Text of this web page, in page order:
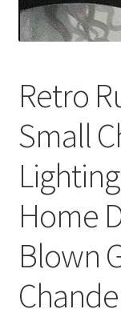
Retro
Small
Home
Blown